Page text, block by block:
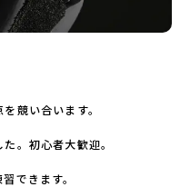
競い合います。
。初心者大歓迎。
できます。